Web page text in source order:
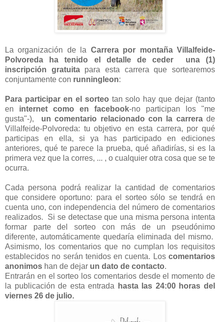
La organización de la Carrera por montaña Villalfeide-
Polvoreda ha tenido el detalle de ceder una (1)
inscripción gratuitapara esta carrera que sortearemos
conjuntamente con runningleon:
Para participar en el sorteo tan solo hay que dejar (tanto
en internet como en facebook-no participan los "me
gusta"-), un comentario relacionado con la carrerade
Villalfeide-Polvoreda: tu objetivo en esta carrera, por qué
participas en ella, si ya has participado en ediciones
anteriores, qué te parece la prueba, qué añadirías, si es la
primera vez que la corres, ... , o cualquier otra cosa que se te
ocurra.
Cada persona podrá realizar la cantidad de comentarios
que considere oportuno: para el sorteo sólo se tendrá en
cuenta uno, con independencia del número de comentarios
realizados. Si se detectase que una misma persona intenta
formar parte del sorteo con más de un pseudónimo
diferente, automáticamente quedaría eliminada del mismo.
Asimismo, los comentarios que no cumplan los requisitos
establecidos no serán tenidos en cuenta. Los comentarios
anonimos han de dejar un dato de contacto.
Entrarán en el sorteo los comentarios desde el momento de
la publicación de esta entrada
hasta las 24:00 horas del
viernes 26 de julio.